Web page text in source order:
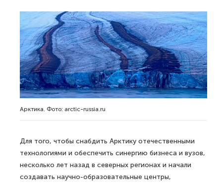
Арктика. Фото: arctic-russia.ru
Для того, чтобы снабдить Арктику отечественными
технологиями и обеспечить синергию бизнеса и вузов,
несколько лет назад в северных регионах и начали
создавать научно-образовательные центры,